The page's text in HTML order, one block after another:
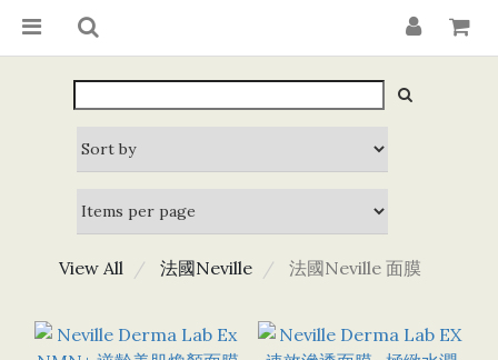
View All 法國Neville 法國Neville 面膜